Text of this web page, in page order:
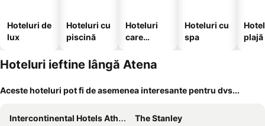
Hoteluri de
lux
Hoteluri cu
piscină
Hoteluri
care
animale
Hoteluri cu
spa
plajă
Hoteluri ieftine lângă Atena
Aceste hoteluri pot fi de asemenea interesante pentru dvs...
Intercontinental Hotels Athenaeum Athens By Ihg
The Stanley